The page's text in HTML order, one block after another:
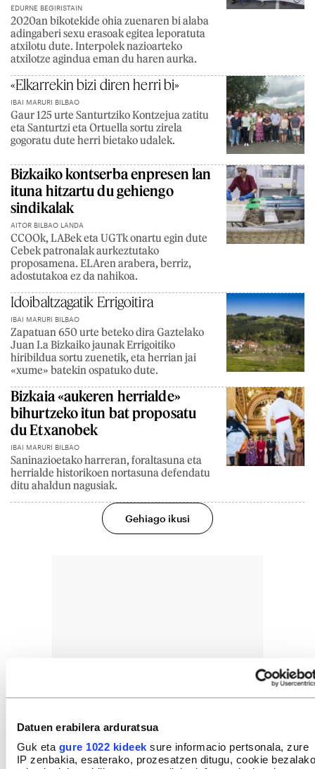
Datuen erabilera arduratsua
Guk eta gure 1022 kideek sure informacio pertsonala, zure
IP zenbakia, esaterako, prozesatzen ditugu, cookie bezalako
EDURNE BEGIRISTAIN
2020an bikotekide ohia zuenaren bi alaba
adingaberi sexu erasoak egitea leporatuta
atxilotu dute. Interpolek nazioarteko
atxilotze agindua eman du haren aurka.
«Elkarrekin bizi diren herri bi»
IBAI MARURI BILBAO
Gaur 125 urte Santurtziko Kontzejua zatitu
eta Santurtzi eta Ortuella sortu zirela
gogoratu dute herri bietako udalek.
Bizkaiko kontserba enpresen lan
ituna hitzartu du gehiengo
sindikalak
AITOR BILBAO LANDA
CCOOk, LABek eta UGTk onartu egin dute
Cebek patronalak aurkeztutako
proposamena. ELAren arabera, berriz,
adostutakoa ez da nahikoa.
Idoibaltzagatik Errigoitira
IBAI MARURI BILBAO
Zapatuan 650 urte beteko dira Gaztelako
Juan I.a Bizkaiko jaunak Errigoitiko
hiribildua sortu zuenetik, eta herrian jai
«xume» batekin ospatuko dute.
Bizkaia «aukeren herrialde»
bihurtzeko itun bat proposatu
du Etxanobek
IBAI MARURI BILBAO
Saninazioetako harreran, foraltasuna eta
herrialde historikoen nortasuna defendatu
ditu ahaldun nagusiak.
Gehiago ikusi